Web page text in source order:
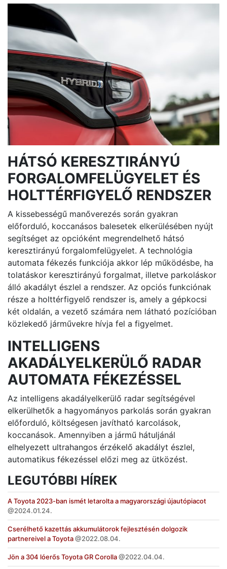
HÁTSÓ KERESZTIRÁNYÚ
FORGALOMFELÜGYELET ÉS
HOLTTÉRFIGYELŐ RENDSZER
A kissebességű manőverezés során gyakran
előforduló, koccanásos balesetek elkerülésében nyújt
segítséget az opcióként megrendelhető hátsó
keresztirányú forgalomfelügyelet. A technológia
automata fékezés funkciója akkor lép működésbe, ha
tolatáskor keresztirányú forgalmat, illetve parkoláskor
álló akadályt észlel a rendszer. Az opciós funkciónak
része a holttérfigyelő rendszer is, amely a gépkocsi
két oldalán, a vezető számára nem látható pozícióban
közlekedő járművekre hívja fel a figyelmet.
INTELLIGENS
AKADÁLYELKERÜLŐ RADAR
AUTOMATA FÉKEZÉSSEL
Az intelligens akadályelkerülő radar segítségével
elkerülhetők a hagyományos parkolás során gyakran
előforduló, költségesen javítható karcolások,
koccanások. Amennyiben a jármű hátuljánál
elhelyezett ultrahangos érzékelő akadályt észlel,
automatikus fékezéssel előzi meg az ütközést.
LEGUTÓBBI HÍREK
A Toyota 2023-ban ismét letarolta a magyarországi újautópiacot
2024.01.24.
Cserélhető kazettás akkumulátorok fejlesztésén dolgozik
partnereivel a Toyota
2022.08.04.
Jön a 304 lóerős Toyota GR Corolla 2022.04.04.